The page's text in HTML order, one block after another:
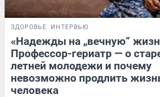
ЗДОРОВЬЕ ИНТЕРВЬЮ
«Надежды на „вечную“
Профессор-гериатр — о
летней молодежи и почему
невозможно продлить
человека